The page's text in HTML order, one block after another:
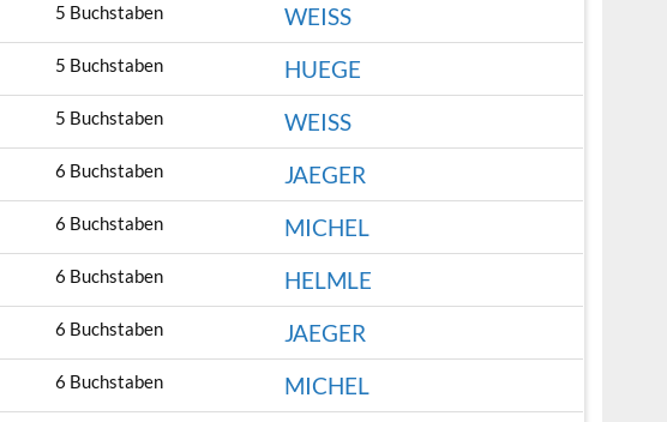
5 Buchstaben
WEISS
5 Buchstaben
HUEGE
5 Buchstaben
WEISS
6 Buchstaben
JAEGER
6 Buchstaben
MICHEL
6 Buchstaben
HELMLE
6 Buchstaben
JAEGER
6 Buchstaben
MICHEL